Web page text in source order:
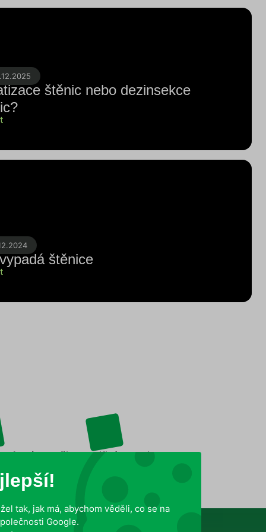
štěnic nebo dezinsekce
štěnice
Držitel certifikátu kvality
ISO 9001:2015
tak, jak má, abychom věděli, co se na
Google.